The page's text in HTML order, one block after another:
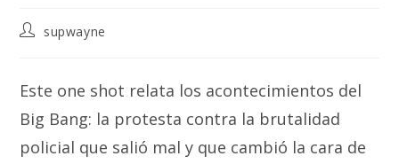
Postsupwayne
Este one shot relata los acontecimientos del
Big Bang: la protesta contra la brutalidad
policial que salió mal y que cambió la cara de